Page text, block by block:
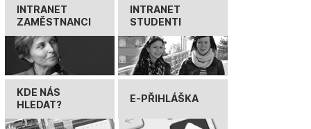
INTRANET
ZAMĚSTNANCI
INTRANET
STUDENTI
KDE NÁS
HLEDAT?
E-PŘIHLÁŠKA